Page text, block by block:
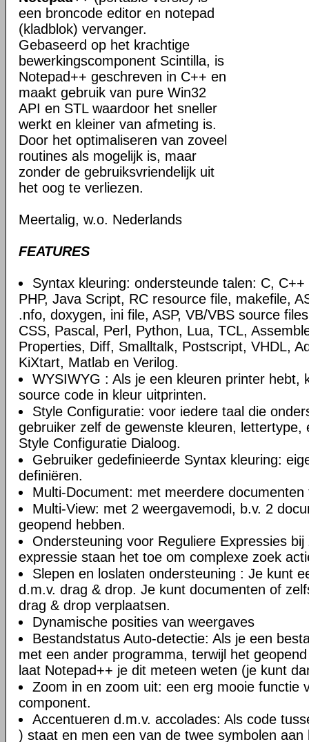
een broncode editor en notepad
(kladblok) vervanger.
Gebaseerd op het krachtige
bewerkingscomponent Scintilla, is
Notepad++ geschreven in C++ en
maakt gebruik van pure Win32
API en STL waardoor het sneller
werkt en kleiner van afmeting is.
Door het optimaliseren van zoveel
routines als mogelijk is, maar
zonder de gebruiksvriendelijk uit
het oog te verliezen.
Meertalig, w.o. Nederlands
FEATURES
Syntax kleuring: ondersteunde talen: C,
PHP, Java Script, RC resource file, makefile,
.nfo, doxygen, ini file, ASP, VB/VBS source
CSS, Pascal, Perl, Python, Lua, TCL,
Properties, Diff, Smalltalk, Postscript, VHDL,
KiXtart, Matlab en Verilog.
WYSIWYG : Als je een kleuren printer hebt,
source code in kleur uitprinten.
Style Configuratie: voor iedere taal die
gebruiker zelf de gewenste kleuren, lettertype,
Style Configuratie Dialoog.
Gebruiker gedefinieerde Syntax kleuring:
definiëren.
Multi-Document: met meerdere documenten
Multi-View: met 2 weergavemodi, b.v. 2
geopend hebben.
Ondersteuning voor Reguliere Expressies
expressie staan het toe om complexe zoek
Slepen en loslaten ondersteuning : Je kunt
d.m.v. drag & drop. Je kunt documenten of
drag & drop verplaatsen.
Dynamische posities van weergaves
Bestandstatus Auto-detectie: Als je een
met een ander programma, terwijl het
laat Notepad++ je dit meteen weten (je kunt
Zoom in en zoom uit: een erg mooie functie
component.
Accentueren d.m.v. accolades: Als code
) staat en men een van de twee symbolen aan